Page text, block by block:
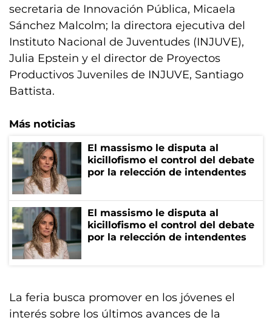
secretaria de Innovación Pública, Micaela
Sánchez Malcolm; la directora ejecutiva del
Instituto Nacional de Juventudes (INJUVE),
Julia Epstein y el director de Proyectos
Productivos Juveniles de INJUVE, Santiago
Battista.
Más noticias
El massismo le disputa al
kicillofismo el control del debate
por la relección de intendentes
El massismo le disputa al
kicillofismo el control del debate
por la relección de intendentes
La feria busca promover en los jóvenes el
interés sobre los últimos avances de la